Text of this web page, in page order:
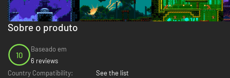
Sobre o produto
10
Baseado em
6 reviews
Country Compatibility:
See the list